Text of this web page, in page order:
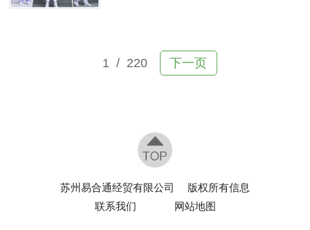
防静电失效、不耐清洗，不仅增加采购成
本，还容易引发产品报废、车间污染等问
1 / 220 下一页
苏州易合通经贸有限公司
版权所有信息
联系我们
网站地图